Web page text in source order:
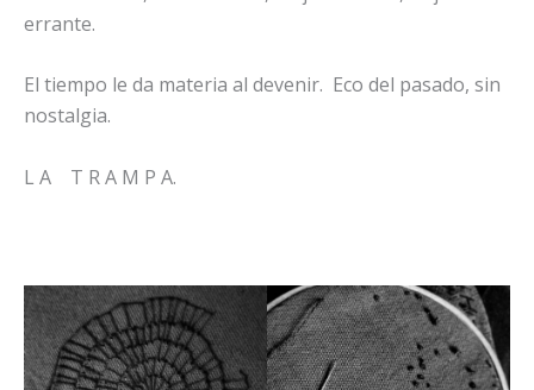
errante.
El tiempo le da materia al devenir. Eco del pasado, sin
nostalgia.
L A T R A M P A.